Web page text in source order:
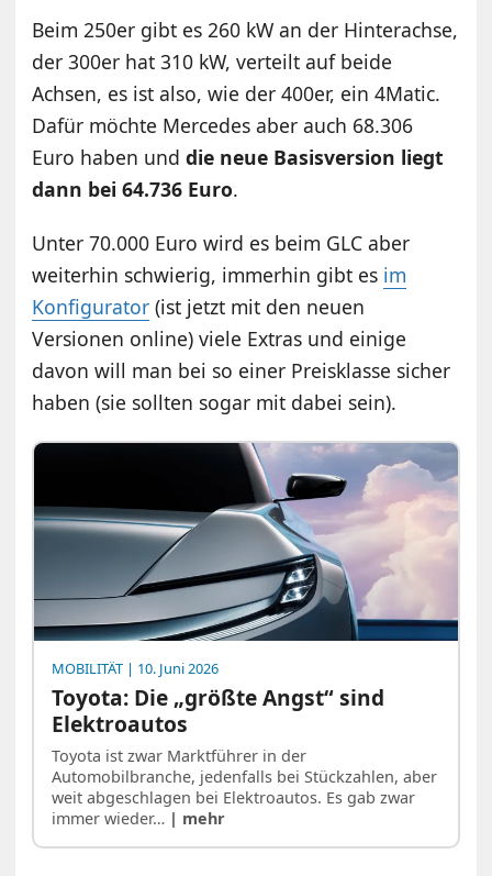
Beim 250er gibt es 260 kW an der Hinterachse,
der 300er hat 310 kW, verteilt auf beide
Achsen, es ist also, wie der 400er, ein 4Matic.
Dafür möchte Mercedes aber auch 68.306
Euro haben unddie neue Basisversion liegt
dann bei 64.736 Euro.
Unter 70.000 Euro wird es beim GLC aber
weiterhin schwierig, immerhin gibt es im
Konfigurator (ist jetzt mit den neuen
Versionen online) viele Extras und einige
davon will man bei so einer Preisklasse sicher
haben (sie sollten sogar mit dabei sein).
MOBILITÄT | 10. Juni 2026
Toyota: Die „größte Angst“ sind
Elektroautos
Toyota ist zwar Marktführer in der
Automobilbranche, jedenfalls bei Stückzahlen, aber
weit abgeschlagen bei Elektroautos. Es gab zwar
immer wieder… | mehr